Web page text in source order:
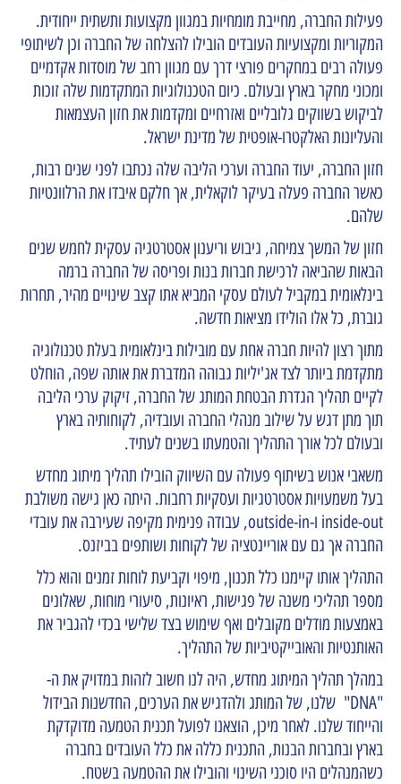
פעילות החברה, מחייבת מומחיות במגוון מקצועות ותשתית ייחודית.
המקוריות ומקצועיות העובדים הובילו להצלחה של החברה וכן לשיתופי
פעולה רבים במחקרים פורצי דרך עם מגוון רחב של מוסדות אקדמיים
ומכוני מחקר בארץ ובעולם. כיום הטכנולוגיות המתקדמות שלה זוכות
לביקוש בשווקים גלובליים ואזרחיים ומקדמות את חזון העצמאות
והעליונות האלקטרו-אופטית של מדינת ישראל.
חזון החברה, יעוד החברה וערכי הליבה שלה נכתבו לפני שנים רבות,
כאשר החברה פעלה בעיקר לוקאלית, אך חלקם איבדו את הרלוונטיות
שלהם.
חזון של המשך צמיחה, גיבוש וריענון אסטרטגיה עסקית לחמש שנים
הבאות שהביאה לרכישת חברות בנות ופריסה של החברה ברמה
בינלאומית במקביל לעולם עסקי המביא אתו קצב שינויים מהיר, תחרות
גוברת, כל אלו הולידו מציאות חדשה.
מתוך רצון להיות חברה אחת עם מובילות בינלאומית בעלת טכנולוגיה
מתקדמת ביותר לצד אג'יליות גבוהה המדברת את אותה שפה, הוחלט
לקיים תהליך הגדרת הבטחת המותג של החברה, זיקוק ערכי הליבה
תוך מתן דגש על שילוב מנהלי החברה ועובדיה, לקוחותיה בארץ
ובעולם לכל אורך התהליך והטמעתו בשנים לעתיד.
משאבי אנוש בשיתוף פעולה עם השיווק הובילו תהליך מיתוג מחדש
בעל משמעויות אסטרטגיות ועסקיות רחבות. היתה כאן גישה משולבת
inside-out ו-outside-in, עבודה פנימית מקיפה שעירבה את עובדי
החברה אך גם עם אוריינטציה של לקוחות ושותפים בביזנס.
התהליך אותו קיימנו כלל תכנון, מיפוי וקביעת לוחות זמנים והוא כלל
מספר תהליכי משנה של פגישות, ראיונות, סיעורי מוחות, שאלונים
באמצעות מודלים מקובלים ואף שימוש בצד שלישי בכדי להגביר את
האותנטיות והאובייקטיביות של התהליך.
במהלך תהליך המיתוג מחדש, היה לנו חשוב לזהות במדויק את ה-
"DNA" שלנו, של המותג ולהדגיש את הערכים, החדשנות הבידול
והייחוד שלנו. לאחר מיכן, הוצאנו לפועל תכנית הטמעה מדוקדקת
בארץ ובחברות הבנות, התכנית כללה את כלל העובדים בחברה
כשהמנהלים היו סוכני השינוי והובילו את ההטמעה בשטח.